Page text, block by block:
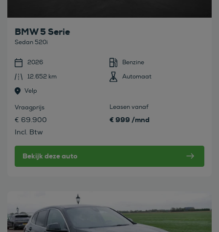
BMW 5 Serie
Sedan 520i
2026
Benzine
12.652 km
Automaat
Velp
Vraagprijs
€ 69.900
Incl. Btw
Leasen vanaf
€ 999 /mnd
Bekijk deze auto